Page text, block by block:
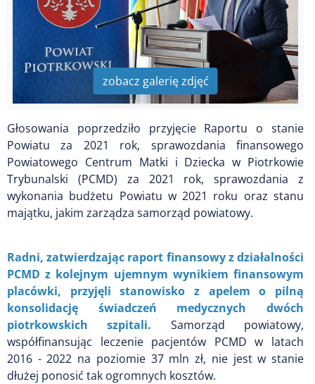
zobacz galerię zdjęć
Głosowania poprzedziło przyjęcie Raportu o stanie
Powiatu za 2021 rok, sprawozdania finansowego
Powiatowego Centrum Matki i Dziecka w Piotrkowie
Trybunalski (PCMD) za 2021 rok, sprawozdania z
wykonania budżetu Powiatu w 2021 roku oraz stanu
majątku, jakim zarządza samorząd powiatowy.
Radni, zatwierdzając raport finansowy z działalności
PCMD z kolejnym ujemnym wynikiem finansowym
placówki, przyjęli stanowisko z apelem o pilną
konsolidację świadczeń medycznych dwóch
piotrkowskich szpitali.
Samorząd powiatowy,
współfinansując leczenie pacjentów PCMD w latach
2016 - 2022 na poziomie 37 mln zł, nie jest w stanie
dłużej ponosić tak ogromnych kosztów.